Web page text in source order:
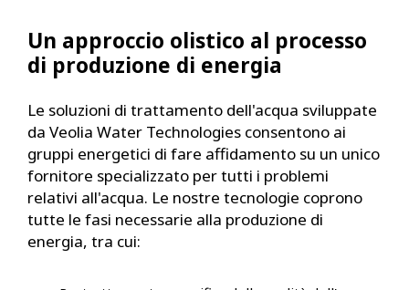
Un approccio olistico al processo
di produzione di energia
Le soluzioni di trattamento dell'acqua sviluppate
da Veolia Water Technologies consentono ai
gruppi energetici di fare affidamento su un unico
fornitore specializzato per tutti i problemi
relativi all'acqua. Le nostre tecnologie coprono
tutte le fasi necessarie alla produzione di
energia, tra cui: